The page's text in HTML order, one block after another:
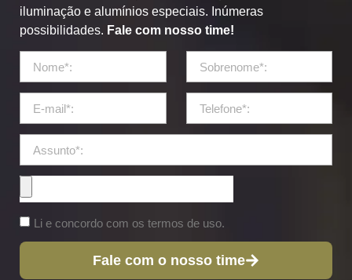
iluminação e alumínios especiais. Inúmeras
possibilidades. Fale com nosso time!
Li e concordo com os termos de uso.
Fale com o nosso time